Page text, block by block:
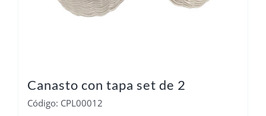
Canasto con tapa set de 2
Código: CPL00012